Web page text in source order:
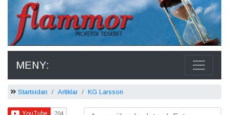
MENY:
Startsidan Artiklar KG Larsson